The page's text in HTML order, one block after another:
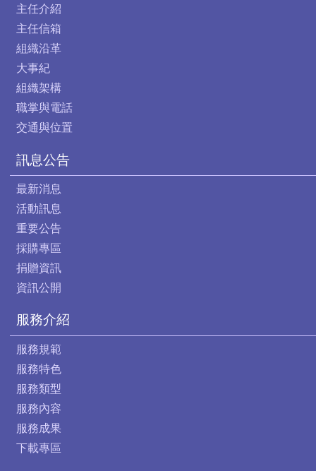
主任介紹
主任信箱
組織沿革
大事紀
組織架構
職掌與電話
交通與位置
訊息公告
最新消息
活動訊息
重要公告
採購專區
捐贈資訊
資訊公開
服務介紹
服務規範
服務特色
服務類型
服務內容
服務成果
下載專區